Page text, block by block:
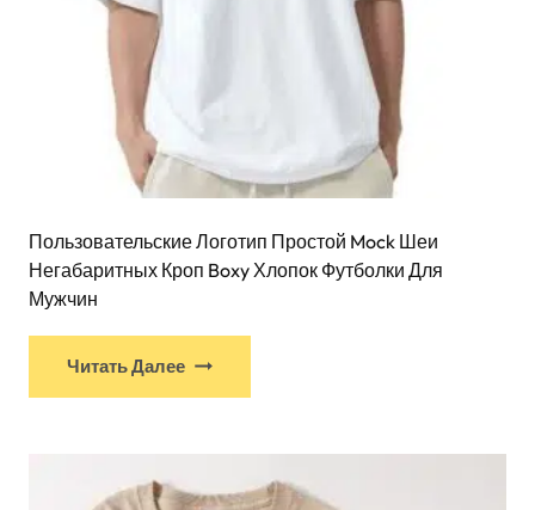
Пользовательские Логотип Простой Mock Шеи
Негабаритных Кроп Boxy Хлопок Футболки Для
Мужчин
Читать Далее